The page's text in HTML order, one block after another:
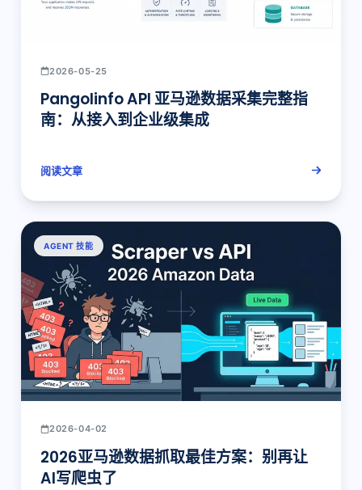
2026-05-25
Pangolinfo API 亚马逊数据采集完整指
南：从接入到企业级集成
阅读文章
AGENT 技能
2026-04-02
2026亚马逊数据抓取最佳方案：别再让
AI写爬虫了